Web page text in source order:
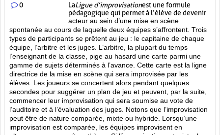
0 LaLigue d’improvisationest une formule
pédagogique qui permet à l’élève de devenir
acteur au sein d’une mise en scène
spontanée au cours de laquelle deux équipes s’affrontent. Trois
types de participants se prêtent au jeu : le capitaine de chaque
équipe, l’arbitre et les juges. L’arbitre, la plupart du temps
l’enseignant de la classe, pige au hasard une carte parmi une
gamme de sujets déterminés à l’avance. Cette carte est la ligne
directrice de la mise en scène qui sera improvisée par les
élèves. Les joueurs se concertent alors pendant quelques
secondes pour suggérer un plan de jeu et peuvent, par la suite,
commencer leur improvisation qui sera soumise au vote de
l’auditoire et à l’évaluation des juges. Notons que l’improvisation
peut être de nature comparée, mixte ou hybride. Lorsqu’une
improvisation est comparée, les équipes improvisent en